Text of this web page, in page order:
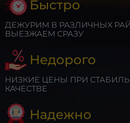
Быстро
ДЕЖУРИМ В РАЗЛИЧНЫХ
ВЫЕЗЖАЕМ СРАЗУ
Недорого
НИЗКИЕ ЦЕНЫ ПРИ
КАЧЕСТВЕ
Надежно